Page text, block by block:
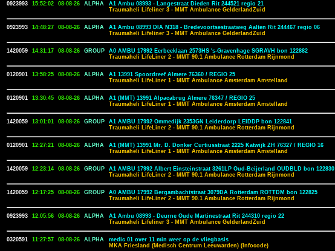
0923993 15:52:02 08-08-26 ALPHA
A1 Ambu 08993 - Langestraat Dieden Rit 244521 regio 21
Traumaheli Lifeliner 3 - MMT Ambulance GelderlandZuid
0923993 14:48:27 08-08-26 ALPHA
A1 Ambu 08993 DIA N318 - Bredevoortsestraatweg Aalten Rit 244467 regio 06
Traumaheli Lifeliner 3 - MMT Ambulance GelderlandZuid
1420059 14:31:17 08-08-26 GROUP
A0 AMBU 17992 Eerbeeklaan 2573HS 's-Gravenhage SGRAVH bon 122882
Traumaheli LifeLiner 2 - MMT 90.1 Ambulance Rotterdam Rijnmond
0120901 13:58:25 08-08-26 ALPHA
A1 13991 Spoordreef Almere 76360 / REGIO 25
Traumaheli LifeLiner 1 - MMT Ambulance Amsterdam Amstelland
0120901 13:30:45 08-08-26 ALPHA
A1 (MMT) 13991 Alpacabrug Almere 76347 / REGIO 25
Traumaheli LifeLiner 1 - MMT Ambulance Amsterdam Amstelland
1420059 13:01:01 08-08-26 GROUP
A1 AMBU 17992 Ommedijk 2353GN Leiderdorp LEIDDP bon 122841
Traumaheli LifeLiner 2 - MMT 90.1 Ambulance Rotterdam Rijnmond
0120901 12:27:21 08-08-26 ALPHA
A1 (MMT) 13991 Mr. D. Donker Curtiusstraat 2225 Katwijk ZH 76327 / REGIO 16
Traumaheli LifeLiner 1 - MMT Ambulance Amsterdam Amstelland
1420059 12:23:14 08-08-26 GROUP
A1 AMBU 17992 Albert Einsteinstraat 3261LP Oud-Beijerland OUDBLD bon 122830
Traumaheli LifeLiner 2 - MMT 90.1 Ambulance Rotterdam Rijnmond
1420059 12:17:25 08-08-26 GROUP
A0 AMBU 17992 Bergambachtstraat 3079DA Rotterdam ROTTDM bon 122825
Traumaheli LifeLiner 2 - MMT 90.1 Ambulance Rotterdam Rijnmond
0923993 12:05:56 08-08-26 ALPHA
A1 Ambu 08993 - Deurne Oude Martinestraat Rit 244310 regio 22
Traumaheli Lifeliner 3 - MMT Ambulance GelderlandZuid
0320591 11:27:57 08-08-26 ALPHA
medic 01 over 11 min weer op de vliegbasis
MKA Friesland (Medisch Centrum Leeuwarden) (Infocode)